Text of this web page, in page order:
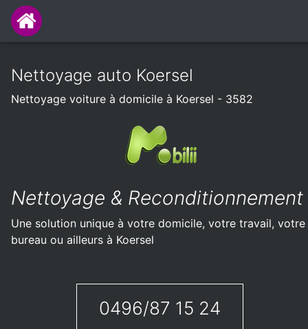
Nettoyage auto Koersel
Nettoyage voiture à domicile à Koersel - 3582
Nettoyage & Reconditionnement
Une solution unique à votre domicile, votre travail, votre
bureau ou ailleurs à Koersel
0496/87 15 24